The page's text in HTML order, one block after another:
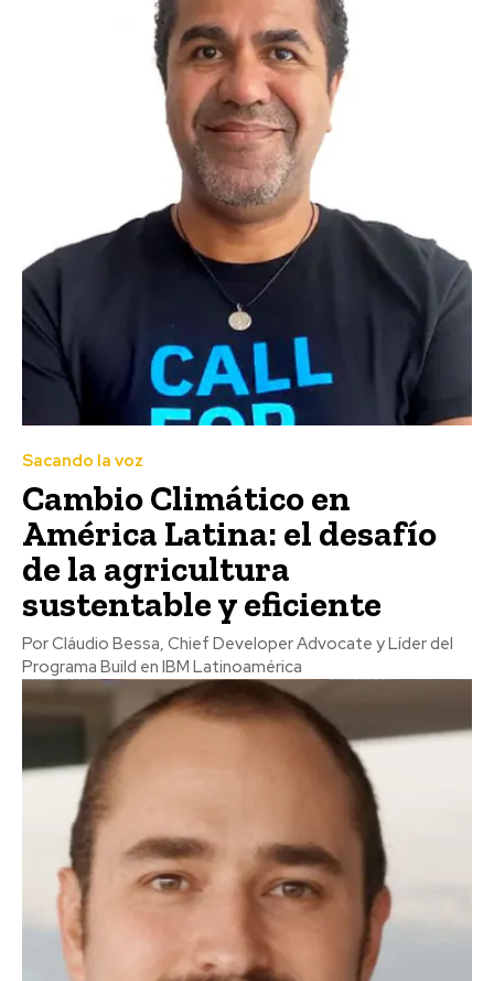
Sacando la voz
Cambio Climático en
América Latina: el desafío
de la agricultura
sustentable y eficiente
Por Cláudio Bessa, Chief Developer Advocate y Líder del
Programa Build en IBM Latinoamérica